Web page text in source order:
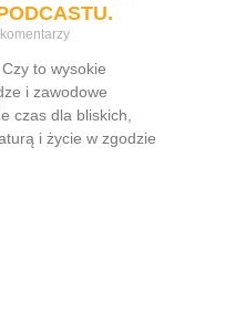
to wysokie
i zawodowe
czas dla bliskich,
i życie w zgodzie